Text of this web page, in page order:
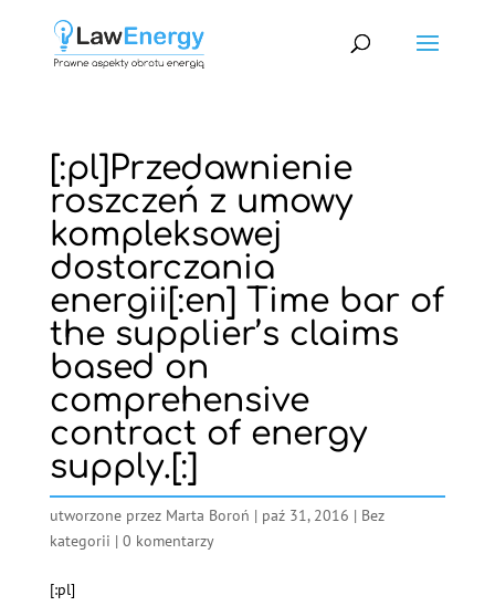
[:pl]Przedawnienie
roszczeń z umowy
kompleksowej
dostarczania
energii[:en] Time bar of
the supplier’s claims
based on
comprehensive
contract of energy
supply.[:]
utworzone przez Marta Boroń | paź 31, 2016 | Bez
kategorii | 0 komentarzy
[:pl]